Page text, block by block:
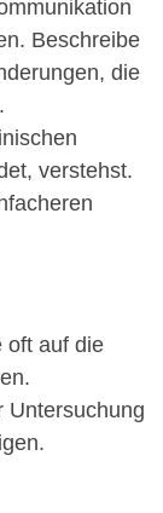
Beschreibe
die
verstehst.
oft auf die
Untersuchung